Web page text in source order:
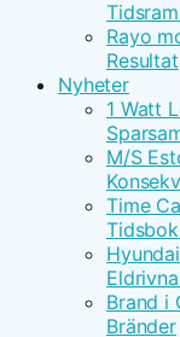
Rayo
Resultat
Nyheter
1 Watt
M/S
Time
Brand i
Bränder